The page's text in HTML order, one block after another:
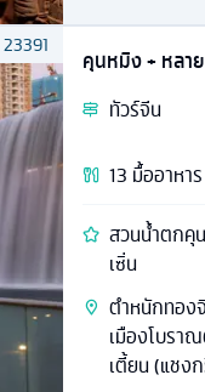
23391
คุนหมิง + หลา
ทัวร์จีน
13 มื้ออาหาร
สวนน้ำตกคุ
เซิ่น
ตำหนักทอง
เมืองโบรา
เตี้ยน (แชง